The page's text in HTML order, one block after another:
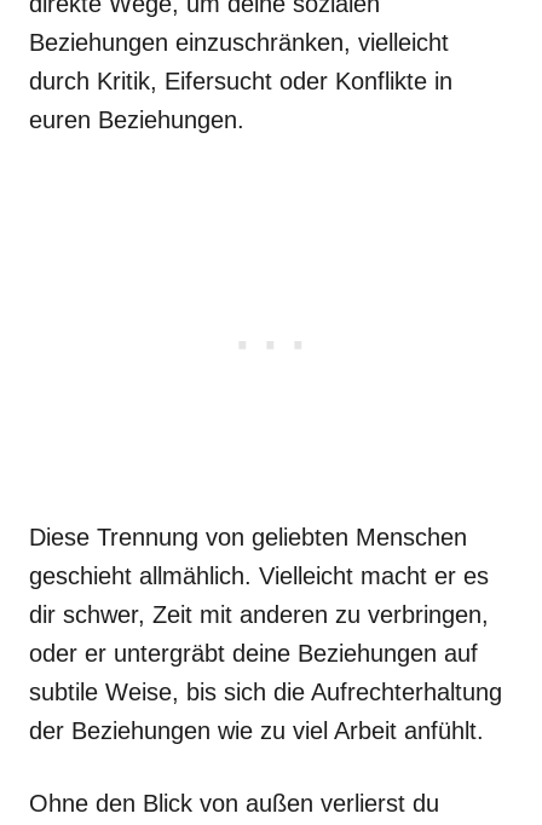
Beziehungen einzuschränken, vielleicht
durch Kritik, Eifersucht oder Konflikte in
euren Beziehungen.
Diese Trennung von geliebten Menschen
geschieht allmählich. Vielleicht macht er es
dir schwer, Zeit mit anderen zu verbringen,
oder er untergräbt deine Beziehungen auf
subtile Weise, bis sich die Aufrechterhaltung
der Beziehungen wie zu viel Arbeit anfühlt.
Ohne den Blick von außen verlierst du